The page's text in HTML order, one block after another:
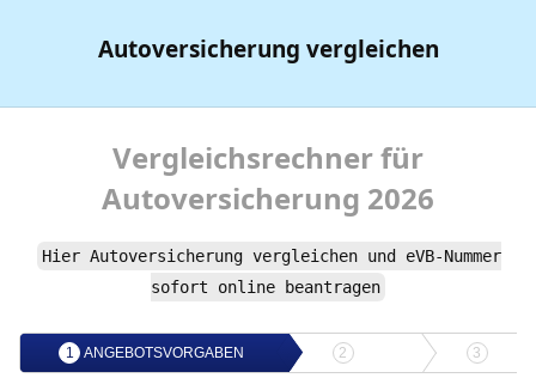
Autoversicherung vergleichen
Vergleichsrechnerfür
Autoversicherung 2026
Hier Autoversicherungvergleichen und eVB-Nummer
sofort online beantragen